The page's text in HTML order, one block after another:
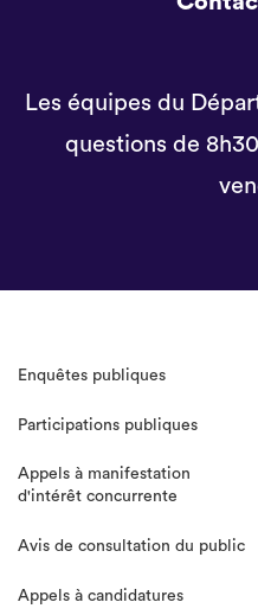
Les équipes du
questions de
Enquêtes publiques
Participations publiques
Appels à manifestation
d'intérêt concurrente
Avis de consultation du public
Appels à candidatures